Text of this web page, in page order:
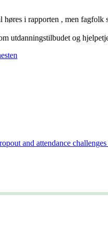
i rapporten , men
utdanningstilbudet og
and attendance